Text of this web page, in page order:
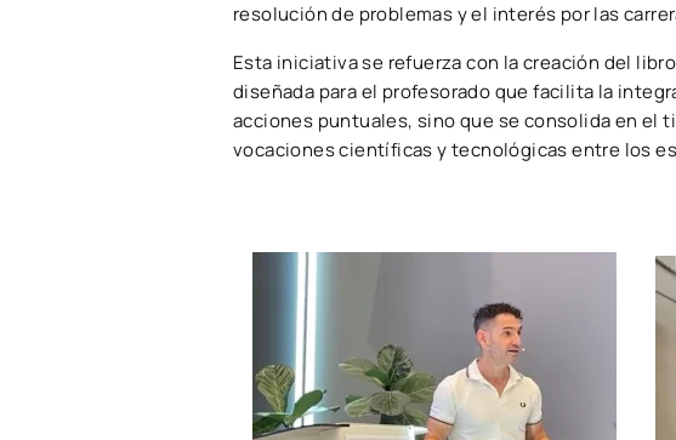
resolución de problemas y el interés por las
Esta iniciativa se refuerza con la creación del
diseñada para el profesorado que facilita la
acciones puntuales, sino que se consolida en el
vocaciones científicas y tecnológicas entre los